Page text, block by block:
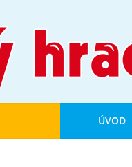
ÚVOD